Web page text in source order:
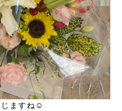
ますね☺︎